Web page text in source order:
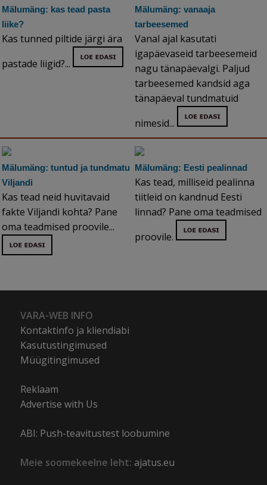
Mälumäng: kas tead pasta
liike?
Kas tunned piltide järgi ära
pastade liigid?...
Mälumäng: vanaaja
tarbeesemed
Vanal ajal kasutati
igapäevaseid tarbeesemeid
nagu tänapäevalgi. Paljud
tarbeesemed kandsid aga
tänapäeval tundmatuid
nimesid...
Mälumäng: tuntud ja tundmatu
Viljandi
Kas tead neid huvitavaid
fakte Viljandi kohta? Pane
oma teadmised proovile...
Mälumäng: Eesti pealinnad
Kas tead, milliseid pealinna
tiitleid on kandnud Eesti
linnad? Pane oma teadmised
proovile.
VARA-WEB INFO
Kontaktinfo ja kliendiabi
Kasutustingimused
Müügitingimused
Reklaam
Advertise with Us
ABI: Push-teavitustest loobumine
Meie soomekeelne leht: ajatus.eu